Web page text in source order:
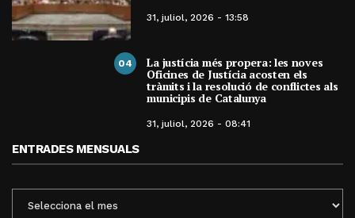
31, juliol, 2026 - 13:58
04 La justícia més propera: les noves
Oficines de Justícia acosten els
tràmits i la resolució de conflictes als
municipis de Catalunya
31, juliol, 2026 - 08:41
ENTRADES MENSUALS
MENSUALS